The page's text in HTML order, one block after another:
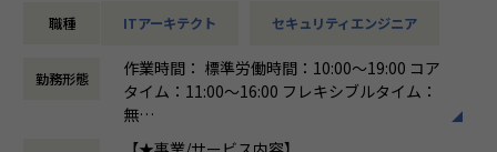
「いかに多くの打席に立ち、トライ＆エラー（探索）を繰
り返せたか」にあります。
不確実性の高い新規事業だからこそ、失敗は価値あるデー
タ（必要なプロセス）として歓迎されます。
一つの方法にこだわりすぎて足踏みするよりも、打率を高
めるために素早くバットを振り続けられる行動力がストレー
します。
■配属・チーム構成・フォロー体制
｜配属部門・チーム
務の幅を広げていく予定です。
＜具体的な業務内容＞
完全ゼロベースの環境から、プロダクトセキュリティの基盤
となる「DevSecOpsの推進」および「脆弱性管理体制の構
築」に着手いただきます。
職種 ITアーキテクト セキュリティエンジニア
勤務形態
作業時間： 標準労働時間：10:00～19:00 コア
タイム：11:00～16:00 フレキシブルタイム：
無
働き方：
フレックス制（コアタイムあり）